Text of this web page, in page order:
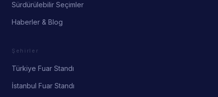
Sürdürülebilir Seçimler
Haberler & Blog
Şehirler
Türkiye Fuar Standı
İstanbul Fuar Standı